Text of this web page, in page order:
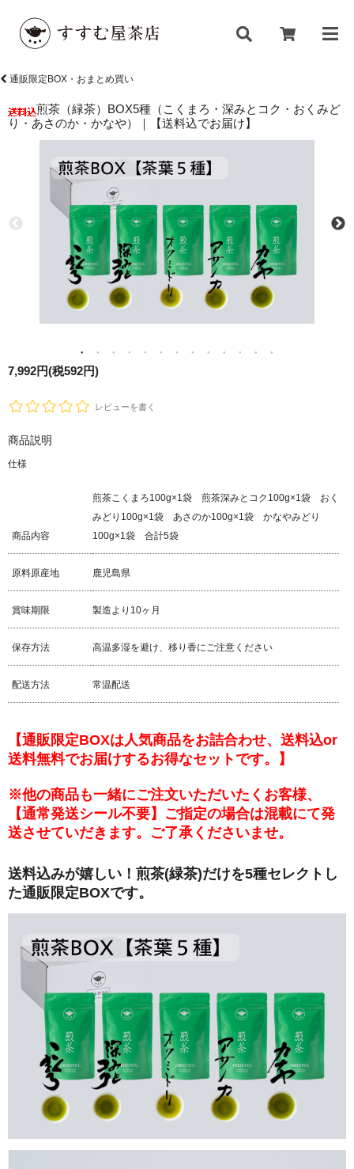
通販限定BOX・おまとめ買い
煎茶（緑茶）BOX5種（こくまろ・深みとコク・おくみど
り・あさのか・かなや）｜【送料込でお届け】
7,992円(税592円)
レビューを書く
商品説明
仕様
商品内容
煎茶こくまろ100g×1袋 煎茶深みとコク100g×1袋 おく
みどり100g×1袋 あさのか100g×1袋 かなやみどり
100g×1袋 合計5袋
原料原産地 鹿児島県
賞味期限 製造より10ヶ月
保存方法 高温多湿を避け、移り香にご注意ください
配送方法 常温配送
【通販限定BOXは人気商品をお詰合わせ、送料込or
送料無料でお届けするお得なセットです。】
※他の商品も一緒にご注文いただいたくお客様、
【通常発送シール不要】ご指定の場合は混載にて発
送させていだきます。ご了承くださいませ。
送料込みが嬉しい！煎茶(緑茶)だけを5種セレクトし
た通販限定BOXです。